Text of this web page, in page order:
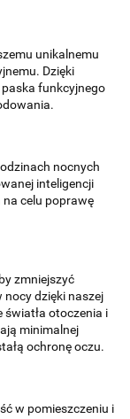
unikalnemu
Dzięki
funkcyjnego
nocnych
inteligencji
na celu poprawę
zmniejszyć
nocy dzięki naszej
otoczenia i
minimalnej
ochronę oczu.
w pomieszczeniu i